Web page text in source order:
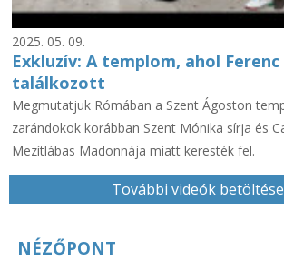
2025. 05. 09.
Exkluzív: A templom, ahol Ferenc
találkozott
Megmutatjuk Rómában a Szent Ágoston
zarándokok korábban Szent Mónika sírja és
Mezítlábas Madonnája miatt keresték fel.
További videók
NÉZŐPONT